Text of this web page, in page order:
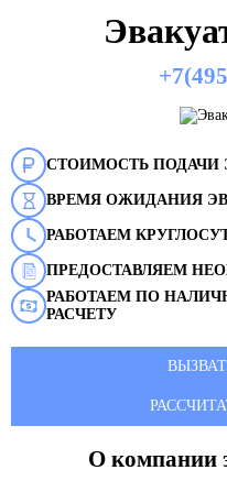
СТОИМОСТЬ ПОДАЧИ
ВРЕМЯ ОЖИДАНИЯ
РАБОТАЕМ
ПРЕДОСТАВЛЯЕМ
РАБОТАЕМ ПО
РАСЧЕТУ
О компании